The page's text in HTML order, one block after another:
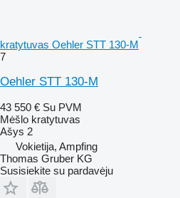
kratytuvas Oehler STT 130-M
7
Oehler STT 130-M
43 550 € Su PVM
Mėšlo kratytuvas
Ašys 2
Vokietija, Ampfing
Thomas Gruber KG
Susisiekite su pardavėju